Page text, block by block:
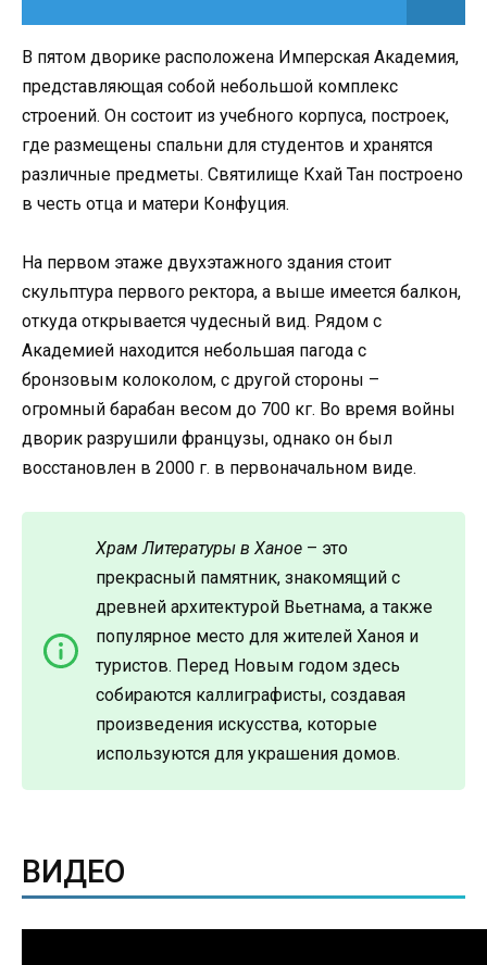
В пятом дворике расположена Имперская Академия,
представляющая собой небольшой комплекс
строений. Он состоит из учебного корпуса, построек,
где размещены спальни для студентов и хранятся
различные предметы. Святилище Кхай Тан построено
в честь отца и матери Конфуция.
На первом этаже двухэтажного здания стоит
скульптура первого ректора, а выше имеется балкон,
откуда открывается чудесный вид. Рядом с
Академией находится небольшая пагода с
бронзовым колоколом, с другой стороны –
огромный барабан весом до 700 кг. Во время войны
дворик разрушили французы, однако он был
восстановлен в 2000 г. в первоначальном виде.
Храм Литературы в Ханое – это
прекрасный памятник, знакомящий с
древней архитектурой Вьетнама, а также
популярное место для жителей Ханоя и
туристов. Перед Новым годом здесь
собираются каллиграфисты, создавая
произведения искусства, которые
используются для украшения домов.
ВИДЕО